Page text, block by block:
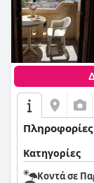
Πληροφορίες
Κατηγορίες
Κοντά σε